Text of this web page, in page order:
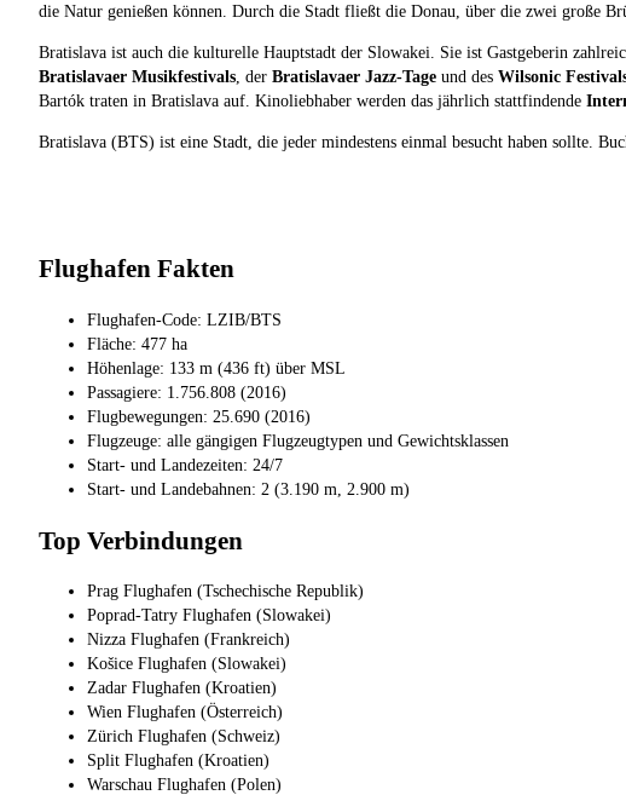
die Natur genießen können. Durch die Stadt fließt die Donau, über die zwei große
Bratislava ist auch die kulturelle Hauptstadt der Slowakei. Sie ist Gastgeberin
Bratislavaer Musikfestivals , der Bratislavaer Jazz-Tage und des Wilsonic
Bartók traten in Bratislava auf. Kinoliebhaber werden das jährlich stattfindende
Bratislava (BTS) ist eine Stadt, die jeder mindestens einmal besucht haben sollte.
Flughafen Fakten
Flughafen-Code: LZIB/BTS
Fläche: 477 ha
Höhenlage: 133 m (436 ft) über MSL
Passagiere: 1.756.808 (2016)
Flugbewegungen: 25.690 (2016)
Flugzeuge: alle gängigen Flugzeugtypen und Gewichtsklassen
Start- und Landezeiten: 24/7
Start- und Landebahnen: 2 (3.190 m, 2.900 m)
Top Verbindungen
Prag Flughafen (Tschechische Republik)
Poprad-Tatry Flughafen (Slowakei)
Nizza Flughafen (Frankreich)
Košice Flughafen (Slowakei)
Zadar Flughafen (Kroatien)
Wien Flughafen (Österreich)
Zürich Flughafen (Schweiz)
Split Flughafen (Kroatien)
Warschau Flughafen (Polen)